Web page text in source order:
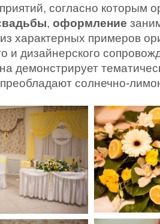
согласно которым
, оформление
характерных примеров
и дизайнерского
демонстрирует
солнечно-